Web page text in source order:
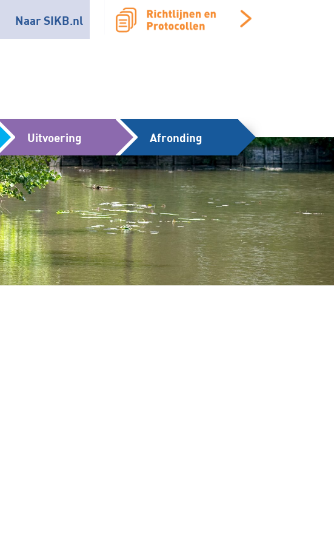
Naar SIKB.nl
Uitvoering Afronding